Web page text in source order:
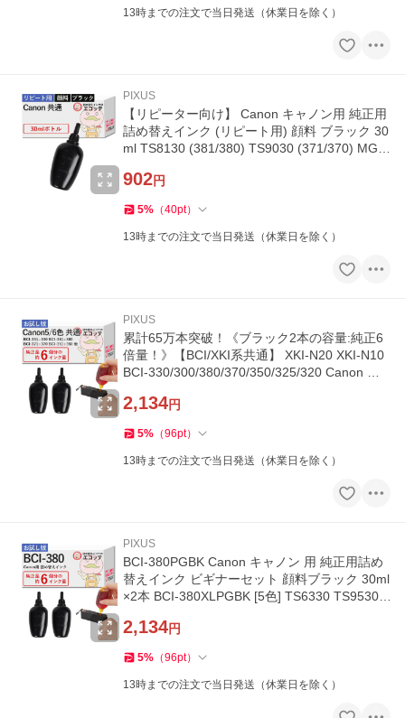
13時までの注文で当日発送（休業日を除く）
PIXUS
【リピーター向け】 Canon キャノン用 純正用
詰め替えインク (リピート用) 顔料 ブラック 30
ml TS8130 (381/380) TS9030 (371/370) MG7
902円
5% （40pt）
13時までの注文で当日発送（休業日を除く）
PIXUS
累計65万本突破！《ブラック2本の容量:純正6
倍量！》【BCI/XKI系共通】 XKI-N20 XKI-N10
BCI-330/300/380/370/350/325/320 Canon キ
2,134円
5% （96pt）
13時までの注文で当日発送（休業日を除く）
PIXUS
BCI-380PGBK Canon キャノン 用 純正用詰め
替えインク ビギナーセット 顔料ブラック 30ml
×2本 BCI-380XLPGBK [5色] TS6330 TS9530 T
2,134円
5% （96pt）
13時までの注文で当日発送（休業日を除く）